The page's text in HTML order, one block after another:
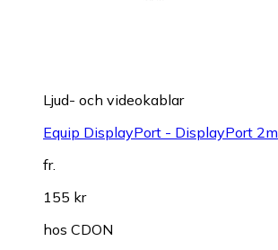
Ljud- och videokablar
Equip DisplayPort - DisplayPort 2m
fr.
155 kr
hos CDON